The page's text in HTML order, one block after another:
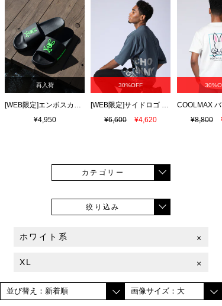
再入荷
[WEB限定]エンボスカラーロゴ シャワーサンダル
¥4,950
30%OFF
[WEB限定]サイドロゴ ビッグシルエット Tシャツ
¥6,600
¥4,620 ¥8,800
カテゴリー
絞り込み
ホワイト系 ×
XL ×